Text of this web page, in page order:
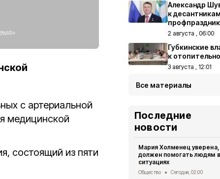
с артериальной
медицинской
состоящий из пяти
Александр
к
профпраздник
2 августа , 06:00
Губкинские
к
3 августа , 12:01
Все материалы
Последние
новости
Мария Холменец
должен помогать людям
ситуациях
Общество Сегодня, 02:00